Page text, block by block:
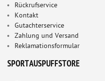
Rückrufservice
Kontakt
Gutachterservice
Zahlung und Versand
Reklamationsformular
SPORTAUSPUFFSTORE